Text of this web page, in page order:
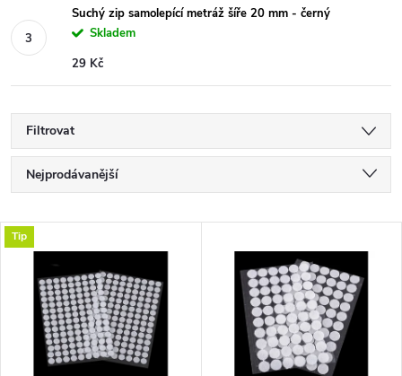
Suchý zip samolepící metráž šíře 20 mm - černý
Skladem
29 Kč
Filtrovat
Ř
a
Nejprodávanější
Nejdražší
Abecedně
V
Tip